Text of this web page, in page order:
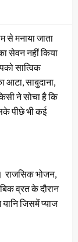
से मनाया जाता
सेवन नहीं किया
सात्विक
आटा, साबुदाना,
ने सोचा है कि
पीछे भी कई
राजसिक भोजन,
व्रत के दौरान
जिसमें प्याज